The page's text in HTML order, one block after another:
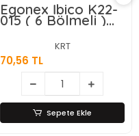
Egonex İbico K22-
015 ( 6 Bölmeli )
Kare Plastik &
Renkli Buzluk
Renkli*20=k
KRT
70,56 TL
Sepete Ekle